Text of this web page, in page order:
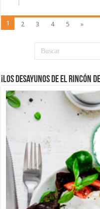
1 2 3 4 5 »
¡Los desayunos de El Rincón